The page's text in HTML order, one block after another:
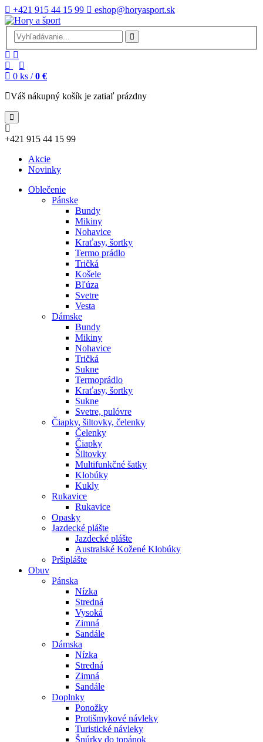
+421 915 44 15 99 eshop@horyasport.sk
0 ks / 0 €
Váš nákupný košík je zatiaľ prázdny
+421 915 44 15 99
Akcie
Novinky
Oblečenie
Pánske
Bundy
Mikiny
Nohavice
Kraťasy, šortky
Termo prádlo
Tričká
Košele
Bľúza
Svetre
Vesta
Dámske
Bundy
Mikiny
Nohavice
Tričká
Sukne
Termoprádlo
Kraťasy, šortky
Sukne
Svetre, pulóvre
Čiapky, šiltovky, čelenky
Čelenky
Čiapky
Šiltovky
Multifunkčné šatky
Klobúky
Kukly
Rukavice
Rukavice
Opasky
Jazdecké plášte
Jazdecké plášte
Australské Kožené Klobúky
Pršiplášte
Obuv
Pánska
Nízka
Stredná
Vysoká
Zimná
Sandále
Dámska
Nízka
Stredná
Zimná
Sandále
Doplnky
Ponožky
Protišmykové návleky
Turistické návleky
Šnúrky do topánok